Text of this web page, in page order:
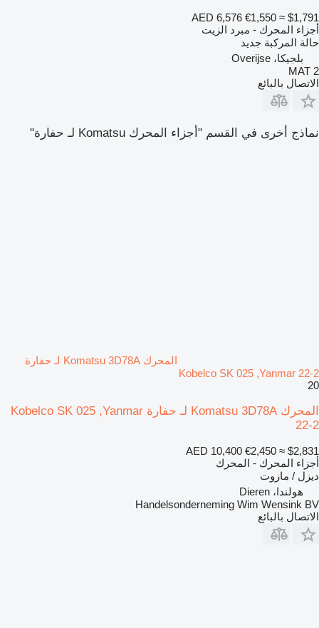
AED 6,576 €1,550 ≈ $1,791
أجزاء المحرك - مبرد الزيت
حالة المركبة جديد
بلجيكا، Overijse
2 MAT
الاتصال بالبائع
نماذج أخرى في القسم "أجزاء المحرك Komatsu لـ حفارة"
المحرك Komatsu 3D78A لـ حفارة
Kobelco SK 025 ,Yanmar 22-2
20
المحرك Komatsu 3D78A لـ حفارة Kobelco SK 025 ,Yanmar
22-2
AED 10,400 €2,450 ≈ $2,831
أجزاء المحرك - المحرك
ديزل / مازوت
هولندا، Dieren
Handelsonderneming Wim Wensink BV
الاتصال بالبائع